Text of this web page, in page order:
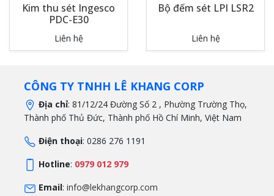
Kim thu sét Ingesco
PDC-E30
Liên hệ
Bộ đếm sét LPI LSR2
Liên hệ
CÔNG TY TNHH LÊ KHANG CORP
Địa chỉ: 81/12/24 Đường Số 2 , Phường Trường Thọ,
Thành phố Thủ Đức, Thành phố Hồ Chí Minh, Việt Nam
Điện thoại: 0286 276 1191
Hotline: 0979 012 979
Email: info@lekhangcorp.com